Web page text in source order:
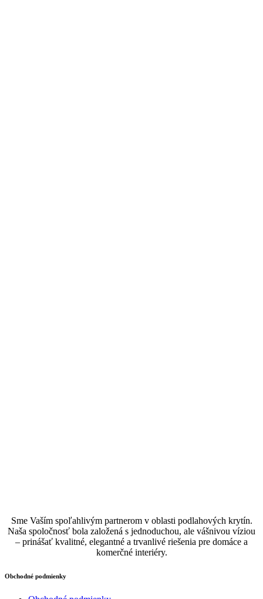
Sme Vaším spoľahlivým partnerom v oblasti podlahových krytín.
Naša spoločnosť bola založená s jednoduchou, ale vášnivou víziou
– prinášať kvalitné, elegantné a trvanlivé riešenia pre domáce a
komerčné interiéry.
Obchodné podmienky